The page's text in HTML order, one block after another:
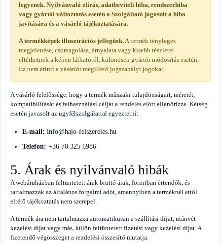
legyenek. Nyilvánvaló elírás, adatbeviteli hiba, rendszerhiba
vagy gyártói változtatás esetén a Szolgáltató jogosult a hiba
javítására és a vásárló tájékoztatására.
A termékképek illusztrációs jellegűek.A termék tényleges
megjelenése, csomagolása, árnyalata vagy kisebb részletei
eltérhetnek a képen láthatótól, különösen gyártói módosítás esetén.
Ez nem érinti a vásárlót megillető jogszabályi jogokat.
A vásárló felelőssége, hogy a termék műszaki tulajdonságait, méretét,
kompatibilitását és felhasználási célját a rendelés előtt ellenőrizze. Kétség
esetén javasolt az ügyfélszolgálattal egyeztetni:
E-mail: info@hajo-felszereles.hu
Telefon: +36 70 325 6986
5. Árak és nyilvánvaló hibák
A webáruházban feltüntetett árak bruttó árak, forintban értendők, és
tartalmazzák az általános forgalmi adót, amennyiben a terméknél ettől
eltérő tájékoztatás nem szerepel.
A termék ára nem tartalmazza automatikusan a szállítási díjat, utánvét
kezelési díjat vagy más, külön feltüntetett fizetési vagy kezelési díjat. A
fizetendő végösszeget a rendelési összesítő mutatja.